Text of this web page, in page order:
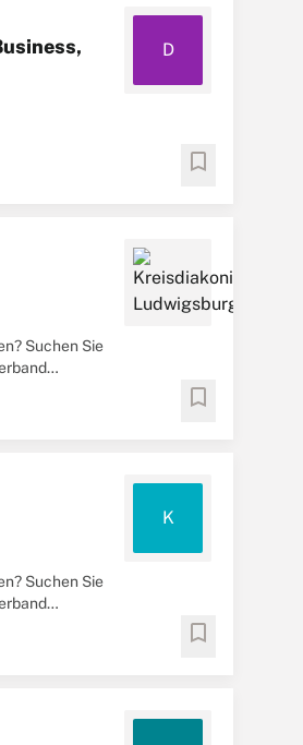
D
bookmark
Suchen Sie
bookmark
K
Suchen Sie
bookmark